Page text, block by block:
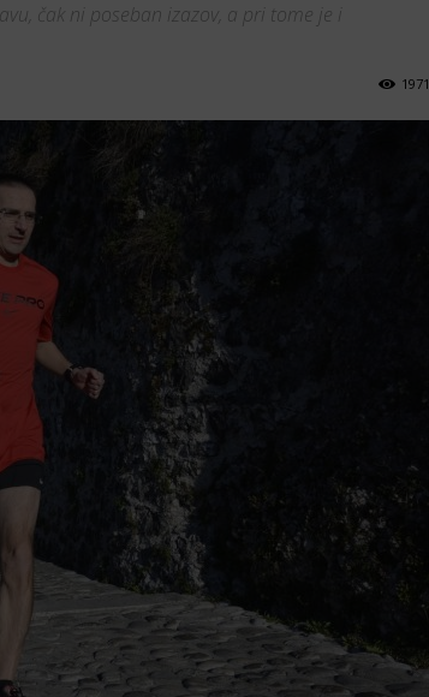
čak ni poseban izazov, a pri tome je i
1971